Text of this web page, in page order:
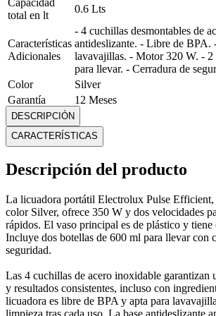
Capacidad
total en lt
0.6 Lts
Características
Adicionales
- 4 cuchillas desmontables de
antideslizante. - Libre de BPA.
lavavajillas. - Motor 320 W. - 2
para llevar. - Cerradura de
Color
Silver
Garantía
12 Meses
Marca
Material
Aluminio
Material de
Alto: 33,8 cm , Ancho: 12,7 cm
Modelo
Pulse Efficient
Peso
1.35 Kg
Potencia
350 W
Velocidades
DESCRIPCIÓN
CARACTERÍSTICAS
Descripción del producto
La licuadora portátil Electrolux Pulse Efficient,
color Silver, ofrece 350 W y dos velocidades
rápidos. El vaso principal es de plástico y
Incluye dos botellas de 600 ml para llevar con
seguridad.
Las 4 cuchillas de acero inoxidable garantizan
y resultados consistentes, incluso con
licuadora es libre de BPA y apta para